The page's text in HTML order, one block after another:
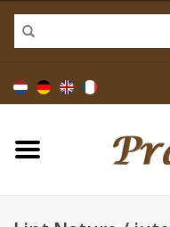
Home
Doosjes